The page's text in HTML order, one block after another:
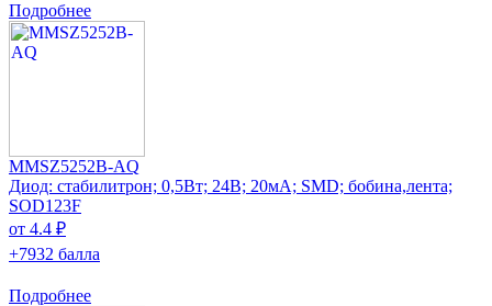
Подробнее
MMSZ5252B-AQ
Диод: стабилитрон; 0,5Вт; 24В; 20мА; SMD; бобина,лента;
SOD123F
от 4.4 ₽
+7932 балла
Подробнее